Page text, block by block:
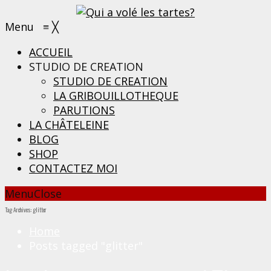
Menu ≡ ╳
ACCUEIL
STUDIO DE CREATION
STUDIO DE CREATION
LA GRIBOUILLOTHEQUE
PARUTIONS
LA CHÂTELEINE
BLOG
SHOP
CONTACTEZ MOI
MenuClose
Tag Archives: glitter